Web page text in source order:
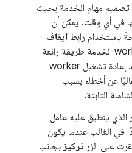
تصميم مهام الخدمة بحيث
في أي وقت. يمكن أن
باستخدام رابط إيقاف
إلى تمثيل ذلك. يُعدّ إيقاف worker الخدمة طريقة رائعة
لاختبار سلوك الرمز البرمجي عند إعادة تشغيل worker
عن أخطاء بسبب
الثابتة.
الذي ينطبق عليه عامل
في الغالب عندما يكون
على الزر تركيز بجانب